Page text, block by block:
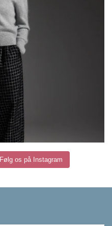
Følg os på Instagram